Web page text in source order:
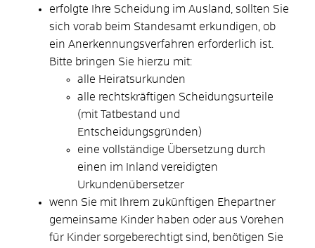
erfolgte Ihre Scheidung im Ausland, sollten Sie
sich vorab beim Standesamt erkundigen, ob
ein Anerkennungsverfahren erforderlich ist.
Bitte bringen Sie hierzu mit:
alle Heiratsurkunden
alle rechtskräftigen Scheidungsurteile
(mit Tatbestand und
Entscheidungsgründen)
eine vollständige Übersetzung durch
einen im Inland vereidigten
Urkundenübersetzer
wenn Sie mit Ihrem zukünftigen Ehepartner
gemeinsame Kinder haben oder aus Vorehen
für Kinder sorgeberechtigt sind, benötigen Sie